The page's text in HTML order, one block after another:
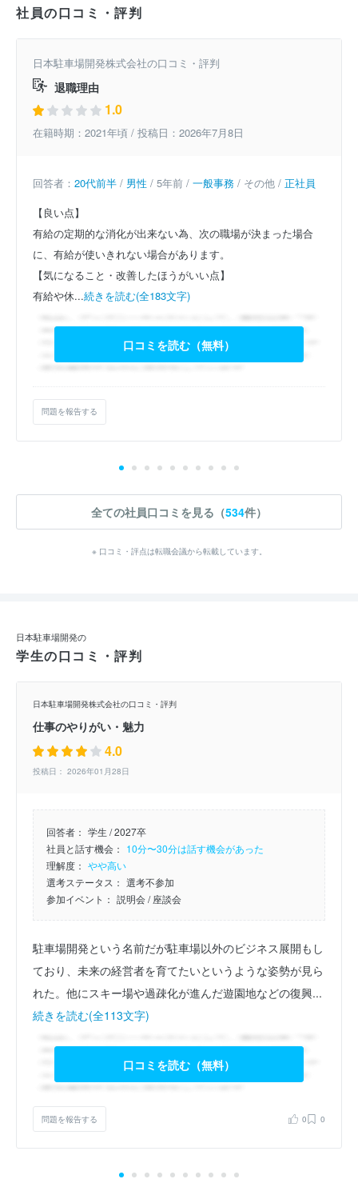
社員の口コミ・評判
日本駐車場開発株式会社の口コミ・評判
退職理由
1.0
在籍時期：2021年頃 / 投稿日：2026年7月8日
回答者： 20代前半 / 男性 / 5年前 / 一般事務 / その他 / 正社員
【良い点】
有給の定期的な消化が出来ない為、次の職場が決まった場合
に、有給が使いきれない場合があります。
【気になること・改善したほうがいい点】
有給や休...続きを読む(全183文字)
口コミを読む（無料）
問題を報告する
全ての社員口コミを見る（534件）
※ 口コミ・評点は転職会議から転載しています。
日本駐車場開発の
学生の口コミ・評判
日本駐車場開発株式会社の口コミ・評判
仕事のやりがい・魅力
4.0
投稿日： 2026年01月28日
回答者： 学生 / 2027卒
社員と話す機会： 10分〜30分は話す機会があった
理解度： やや高い
選考ステータス： 選考不参加
参加イベント： 説明会/ 座談会
駐車場開発という名前だが駐車場以外のビジネス展開もし
ており、未来の経営者を育てたいというような姿勢が見ら
れた。他にスキー場や過疎化が進んだ遊園地などの復興...
続きを読む(全113文字)
口コミを読む（無料）
問題を報告する 0 0